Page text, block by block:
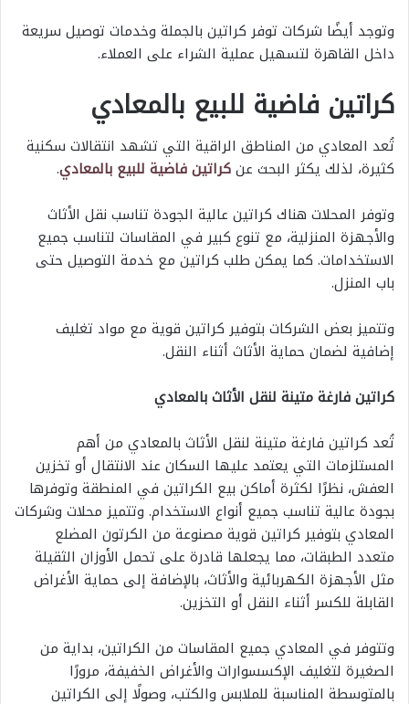
وتوجد أيضًا شركات توفر كراتين بالجملة وخدمات توصيل سريعة
داخل القاهرة لتسهيل عملية الشراء على العملاء.
كراتين فاضية للبيع بالمعادي
تُعد المعادي من المناطق الراقية التي تشهد انتقالات سكنية
كثيرة، لذلك يكثر البحث عنكراتين فاضية للبيع بالمعادي.
وتوفر المحلات هناك كراتين عالية الجودة تناسب نقل الأثاث
والأجهزة المنزلية، مع تنوع كبير في المقاسات لتناسب جميع
الاستخدامات. كما يمكن طلب كراتين مع خدمة التوصيل حتى
باب المنزل.
وتتميز بعض الشركات بتوفير كراتين قوية مع مواد تغليف
إضافية لضمان حماية الأثاث أثناء النقل.
كراتين فارغة متينة لنقل الأثاث بالمعادي
تُعد كراتين فارغة متينة لنقل الأثاث بالمعادي من أهم
المستلزمات التي يعتمد عليها السكان عند الانتقال أو تخزين
العفش، نظرًا لكثرة أماكن بيع الكراتين في المنطقة وتوفرها
بجودة عالية تناسب جميع أنواع الاستخدام. وتتميز محلات وشركات
المعادي بتوفير كراتين قوية مصنوعة من الكرتون المضلع
متعدد الطبقات، مما يجعلها قادرة على تحمل الأوزان الثقيلة
مثل الأجهزة الكهربائية والأثاث، بالإضافة إلى حماية الأغراض
القابلة للكسر أثناء النقل أو التخزين.
وتتوفر في المعادي جميع المقاسات من الكراتين، بداية من
الصغيرة لتغليف الإكسسوارات والأغراض الخفيفة، مرورًا
بالمتوسطة المناسبة للملابس والكتب، وصولًا إلى الكراتين